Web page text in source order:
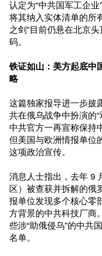
认定为“中共国军工企
将其纳入实体清单的所
之剑”目前仍悬在北京
码。
铁证如山：美方起底中
略
这篇独家报导进一步披
共在俄乌战争中扮演的“
中共官方一再宣称保持
但美国与欧洲情报单位
这项政治宣传。
消息人士指出，去年 9
区）被查获并拆解的俄
报单位发现多个核心零
方背景的中共科技厂商
些涉“助俄侵乌”的中共
名单。